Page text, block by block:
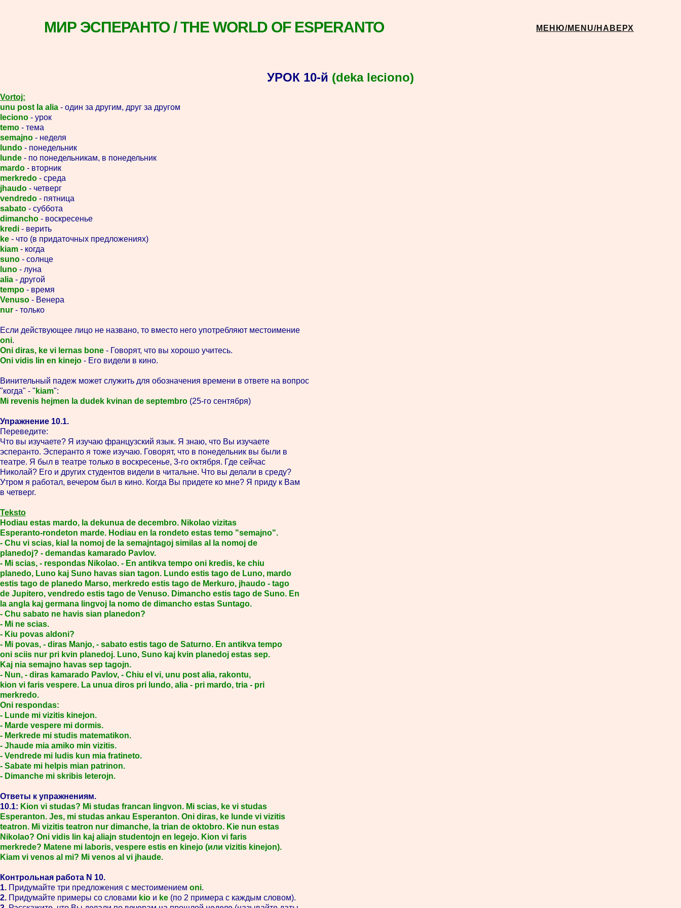
МИР ЭСПЕРАНТО / THE WORLD OF ESPERANTO МЕНЮ/MENU/НАВЕРХ
УРОК 10-й (deka leciono)
Vortoj:
unu post la alia - один за другим, друг за другом
leciono - урок
temo - тема
semajno - неделя
lundo - понедельник
lunde - по понедельникам, в понедельник
mardo - вторник
merkredo - среда
jhaudo - четверг
vendredo - пятница
sabato - суббота
dimancho - воскресенье
kredi - верить
ke - что (в придаточных предложениях)
kiam - когда
suno - солнце
luno - луна
alia - другой
tempo - время
Venuso - Венера
nur - только
Если действующее лицо не названо, то вместо него употребляют местоимение
oni.
Oni diras, ke vi lernas bone - Говорят, что вы хорошо учитесь.
Oni vidis lin en kinejo - Его видели в кино.
Винительный падеж может служить для обозначения времени в ответе на вопрос
"когда" - " kiam":
Mi revenis hejmen la dudek kvinan de septembro (25-го сентября)
Упражнение 10.1.
Переведите:
Что вы изучаете? Я изучаю французский язык. Я знаю, что Вы изучаете
эсперанто. Эсперанто я тоже изучаю. Говорят, что в понедельник вы были в
театре. Я был в театре только в воскресенье, 3-го октября. Где сейчас
Николай? Его и других студентов видели в читальне. Что вы делали в среду?
Утром я работал, вечером был в кино. Когда Вы придете ко мне? Я приду к Вам
в четверг.
Teksto
Hodiau estas mardo, la dekunua de decembro. Nikolao vizitas
Esperanto-rondeton marde. Hodiau en la rondeto estas temo "semajno".
- Chu vi scias, kial la nomoj de la semajntagoj similas al la nomoj de
planedoj? - demandas kamarado Pavlov.
- Mi scias, - respondas Nikolao. - En antikva tempo oni kredis, ke chiu
planedo, Luno kaj Suno havas sian tagon. Lundo estis tago de Luno, mardo
estis tago de planedo Marso, merkredo estis tago de Merkuro, jhaudo - tago
de Jupitero, vendredo estis tago de Venuso. Dimancho estis tago de Suno. En
la angla kaj germana lingvoj la nomo de dimancho estas Suntago.
- Chu sabato ne havis sian planedon?
- Mi ne scias.
- Kiu povas aldoni?
- Mi povas, - diras Manjo, - sabato estis tago de Saturno. En antikva tempo
oni sciis nur pri kvin planedoj. Luno, Suno kaj kvin planedoj estas sep.
Kaj nia semajno havas sep tagojn.
- Nun, - diras kamarado Pavlov, - Chiu el vi, unu post alia, rakontu,
kion vi faris vespere. La unua diros pri lundo, alia - pri mardo, tria - pri
merkredo.
Oni respondas:
- Lunde mi vizitis kinejon.
- Marde vespere mi dormis.
- Merkrede mi studis matematikon.
- Jhaude mia amiko min vizitis.
- Vendrede mi ludis kun mia fratineto.
- Sabate mi helpis mian patrinon.
- Dimanche mi skribis leterojn.
Ответы к упражнениям.
10.1: Kion vi studas? Mi studas francan lingvon. Mi scias, ke vi studas
Esperanton. Jes, mi studas ankau Esperanton. Oni diras, ke lunde vi vizitis
teatron. Mi vizitis teatron nur dimanche, la trian de oktobro. Kie nun estas
Nikolao? Oni vidis lin kaj aliajn studentojn en legejo. Kion vi faris
merkrede? Matene mi laboris, vespere estis en kinejo (или vizitis kinejon).
Kiam vi venos al mi? Mi venos al vi jhaude.
Контрольная работа N 10.
1. Придумайте три предложения с местоимением oni.
2. Придумайте примеры со словами kio и ke (по 2 примера с каждым словом).